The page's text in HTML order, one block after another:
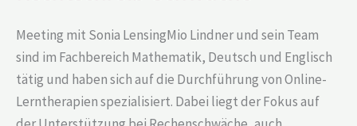
Meeting mit Sonia LensingMio Lindner und sein Team
sind im Fachbereich Mathematik, Deutsch und Englisch
tätig und haben sich auf die Durchführung von Online-
Lerntherapien spezialisiert. Dabei liegt der Fokus auf